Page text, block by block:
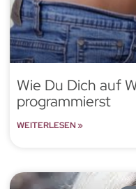
Wie Du Dich auf
programmierst
WEITERLESEN »